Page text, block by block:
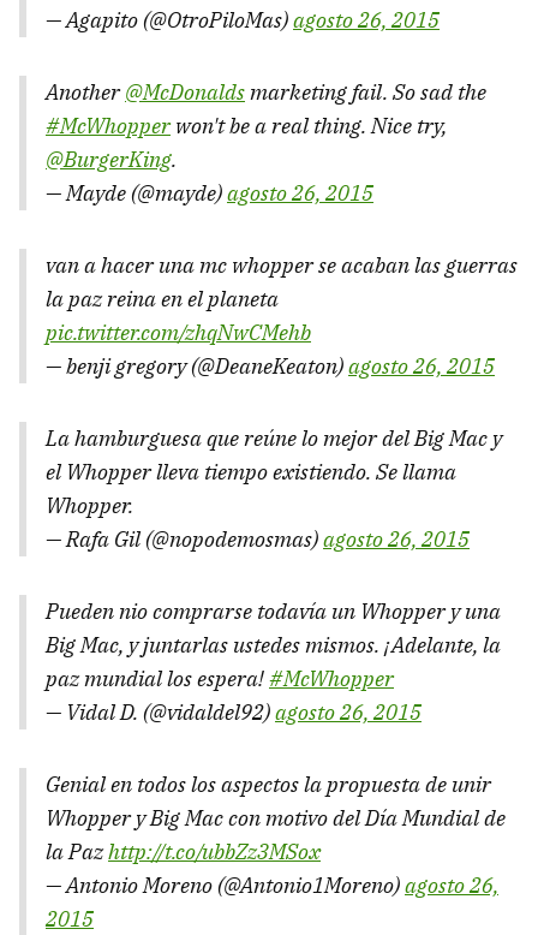
— Agapito (@OtroPiloMas)agosto 26, 2015
Another@McDonaldsmarketing fail. So sad the
#McWhopperwon't be a real thing. Nice try,
@BurgerKing.
— Mayde (@mayde)agosto 26, 2015
van a hacer una mc whopper se acaban las guerras
la paz reina en el planeta
pic.twitter.com/zhqNwCMehb
— benji gregory (@DeaneKeaton)agosto 26, 2015
La hamburguesa que reúne lo mejor del Big Mac y
el Whopper lleva tiempo existiendo. Se llama
Whopper.
— Rafa Gil (@nopodemosmas)agosto 26, 2015
Pueden nio comprarse todavía un Whopper y una
Big Mac, y juntarlas ustedes mismos. ¡Adelante, la
paz mundial los espera!#McWhopper
— Vidal D. (@vidaldel92)agosto 26, 2015
Genial en todos los aspectos la propuesta de unir
Whopper y Big Mac con motivo del Día Mundial de
la Pazhttp://t.co/ubbZz3MSox
— Antonio Moreno (@Antonio1Moreno)agosto 26,
2015